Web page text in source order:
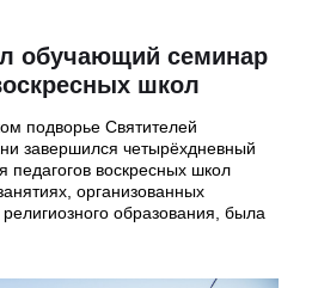
обучающий семинар
школ
подворье Святителей
завершился четырёхдневный
воскресных школ
организованных
образования, была